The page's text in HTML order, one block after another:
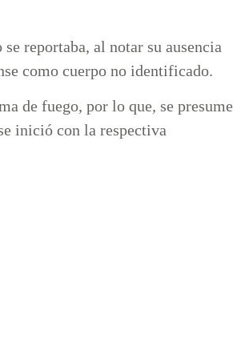
reportaba, al notar su ausencia
como cuerpo no identificado.
de fuego, por lo que, se presume
inició con la respectiva